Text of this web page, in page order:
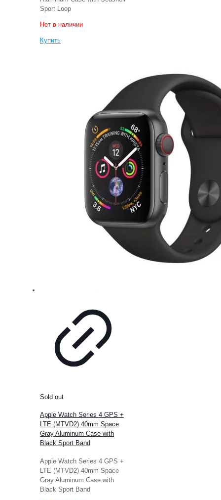
Sport Loop
Нет в наличии
Купить
Sold out
Apple Watch Series 4 GPS +
LTE (MTVD2) 40mm Space
Gray Aluminum Case with
Black Sport Band
Apple Watch Series 4 GPS +
LTE (MTVD2) 40mm Space
Gray Aluminum Case with
Black Sport Band